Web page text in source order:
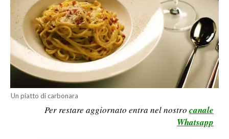
MONDO
POLITICA
ECONOMIA
SERVIZI ALLE IMPRESE
LAVORO
Un piatto di carbonara
Per restare aggiornato entra nel nostro canale
Whatsapp